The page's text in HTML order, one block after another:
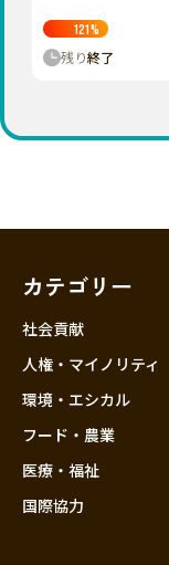
121 %
残り終了
カテゴリー
社会貢献
人権・マイノリティ
環境・エシカル
フード・農業
医療・福祉
国際協力